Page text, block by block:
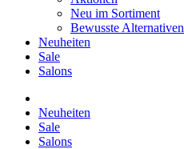
Neu im Sortiment
Bewusste Alternativen
Neuheiten
Sale
Salons
Neuheiten
Sale
Salons